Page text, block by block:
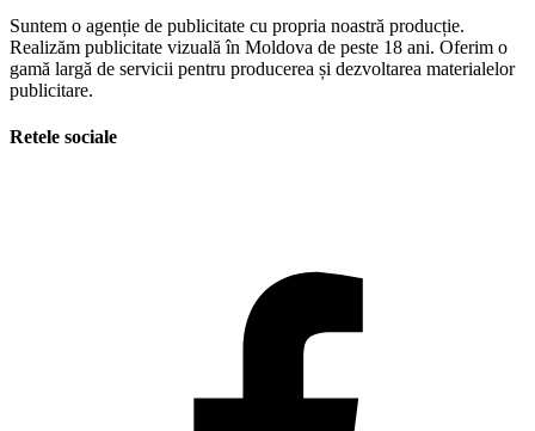
Suntem o agenție de publicitate cu propria noastră producție.
Realizăm publicitate vizuală în Moldova de peste 18 ani. Oferim o
gamă largă de servicii pentru producerea și dezvoltarea materialelor
publicitare.
Retele sociale